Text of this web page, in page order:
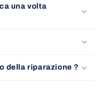
una volta
della riparazione ?